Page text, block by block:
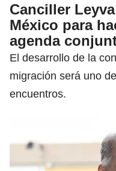
Canciller
México para
agenda
El desarrollo de la
migración será uno
encuentros.